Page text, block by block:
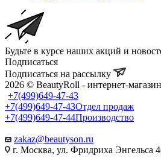
Будьте в курсе наших акций и
Подписаться
Подписаться на рассылку
2026 © BeautyRoll - интернет-магазин
+7(499)649-47-43
+7(499)649-47-43Отдел продаж
+7(499)649-47-44Производство
zakaz@beautyson.ru
г. Москва, ул. Фридриха Энгельса